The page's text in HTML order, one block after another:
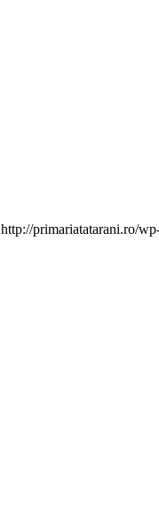
http://primariatatarani.ro/